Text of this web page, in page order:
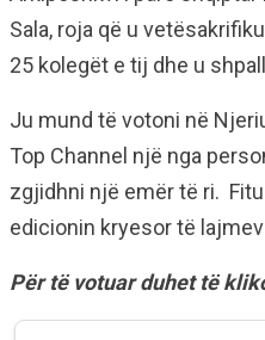
Sala, roja që u
25 kolegët e tij dhe u
Ju mund të votoni në
Top Channel një nga
zgjidhni një emër të ri.
edicionin kryesor të
Për të votuar duhet të